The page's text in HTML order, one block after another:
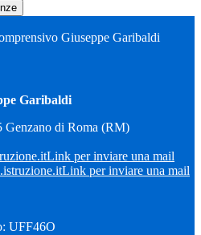
Giuseppe Garibaldi
Garibaldi
Genzano di Roma (RM)
Link per inviare una mail
Link per inviare una mail
UFF46O